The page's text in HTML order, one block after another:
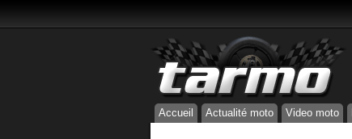
Accueil Actualité moto Video moto